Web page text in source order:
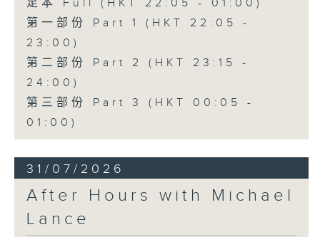
足本 Full (HKT 22:05 - 01:00)
第一部份 Part 1 (HKT 22:05 -
23:00)
第二部份 Part 2 (HKT 23:15 -
24:00)
第三部份 Part 3 (HKT 00:05 -
01:00)
31/07/2026
After Hours with Michael
Lance